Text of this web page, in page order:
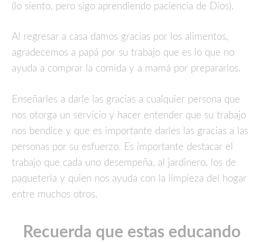
(lo siento, pero sigo aprendiendo paciencia de Dios).
Al regresar a casa damos gracias por los alimentos,
agradecemos a papá por su trabajo que es lo que no
ayuda a comprar la comida y a mamá por prepararlos.
Enseñarles a darle las gracias a cualquier persona que
nos otorga un servicio y hacer entender que su trabajo
nos bendice y que es importante darles las gracias a las
personas por su esfuerzo. Es importante destacar el
trabajo que cada uno desempeña, al jardinero, los de
paquetería y quien nos ayuda con la limpieza del hogar
entre muchos otros.
Recuerda que estas educando